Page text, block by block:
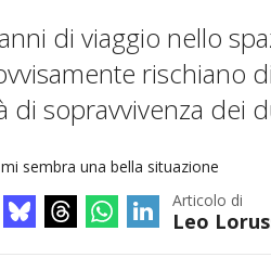
di viaggio nello
rischiano
di sopravvivenza dei
Articolo di
Leo